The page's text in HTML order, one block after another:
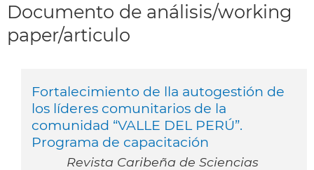
Documento de análisis/working
paper/articulo
Fortalecimiento de lla autogestión de
los líderes comunitarios de la
comunidad “VALLE DEL PERÚ”.
Programa de capacitación
Revista Caribeña de Sciencias